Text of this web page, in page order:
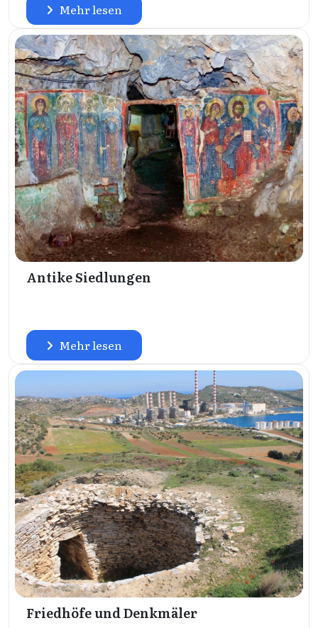
Mehr lesen
Antike Siedlungen
Mehr lesen
Friedhöfe und Denkmäler